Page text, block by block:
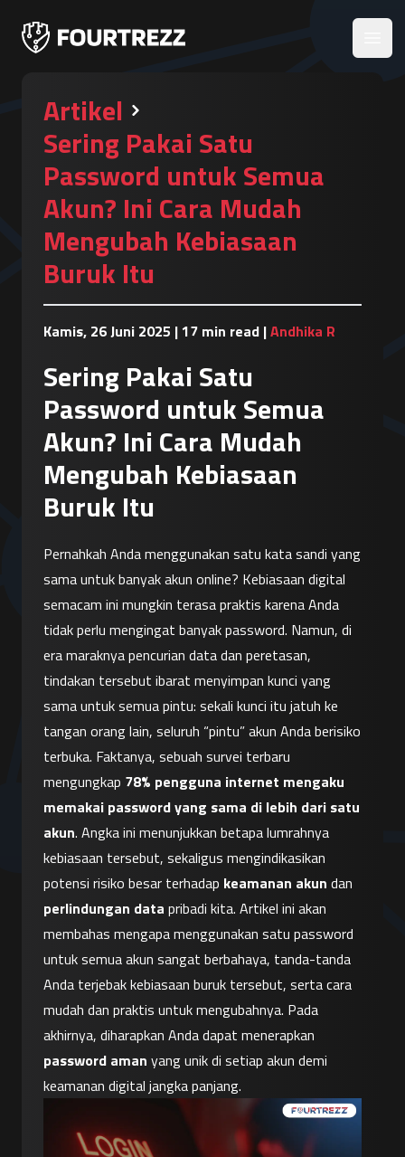
Artikel
Sering Pakai Satu
Password untuk Semua
Akun? Ini Cara Mudah
Mengubah Kebiasaan
Buruk Itu
Kamis, 26 Juni 2025 | 17 min read |Andhika R
Sering Pakai Satu
Password untuk Semua
Akun? Ini Cara Mudah
Mengubah Kebiasaan
Buruk Itu
Pernahkah Anda menggunakan satu kata sandi yang
sama untuk banyak akun online? Kebiasaan digital
semacam ini mungkin terasa praktis karena Anda
tidak perlu mengingat banyak password. Namun, di
era maraknya pencurian data dan peretasan,
tindakan tersebut ibarat menyimpan kunci yang
sama untuk semua pintu: sekali kunci itu jatuh ke
tangan orang lain, seluruh “pintu” akun Anda berisiko
terbuka. Faktanya, sebuah survei terbaru
mengungkap 78% pengguna internet mengaku
memakai password yang sama di lebih dari satu
akun. Angka ini menunjukkan betapa lumrahnya
kebiasaan tersebut, sekaligus mengindikasikan
potensi risiko besar terhadap keamanan akun
perlindungan data pribadi kita. Artikel ini akan
membahas mengapa menggunakan satu password
untuk semua akun sangat berbahaya, tanda-tanda
Anda terjebak kebiasaan buruk tersebut, serta cara
mudah dan praktis untuk mengubahnya. Pada
password aman yang unik di setiap akun demi
keamanan digital jangka panjang.